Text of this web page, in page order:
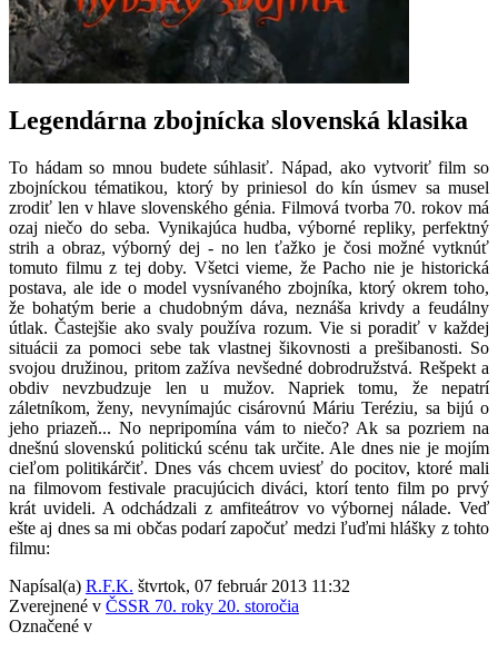
Legendárna zbojnícka slovenská klasika
To hádam so mnou budete súhlasiť. Nápad, ako vytvoriť film so
zbojníckou tématikou, ktorý by priniesol do kín úsmev sa musel
zrodiť len v hlave slovenského génia. Filmová tvorba 70. rokov má
ozaj niečo do seba. Vynikajúca hudba, výborné repliky, perfektný
strih a obraz, výborný dej - no len ťažko je čosi možné vytknúť
tomuto filmu z tej doby. Všetci vieme, že Pacho nie je historická
postava, ale ide o model vysnívaného zbojníka, ktorý okrem toho,
že bohatým berie a chudobným dáva, neznáša krivdy a feudálny
útlak. Častejšie ako svaly používa rozum. Vie si poradiť v každej
situácii za pomoci sebe tak vlastnej šikovnosti a prešibanosti. So
svojou družinou, pritom zažíva nevšedné dobrodružstvá. Rešpekt a
obdiv nevzbudzuje len u mužov. Napriek tomu, že nepatrí
záletníkom, ženy, nevynímajúc cisárovnú Máriu Teréziu, sa bijú o
jeho priazeň... No nepripomína vám to niečo? Ak sa pozriem na
dnešnú slovenskú politickú scénu tak určite. Ale dnes nie je mojím
cieľom politikárčiť. Dnes vás chcem uviesť do pocitov, ktoré mali
na filmovom festivale pracujúcich diváci, ktorí tento film po prvý
krát uvideli. A odchádzali z amfiteátrov vo výbornej nálade. Veď
ešte aj dnes sa mi občas podarí započuť medzi ľuďmi hlášky z tohto
filmu:
Napísal(a) R.F.K. štvrtok, 07 február 2013 11:32
Zverejnené v ČSSR 70. roky 20. storočia
Označené v